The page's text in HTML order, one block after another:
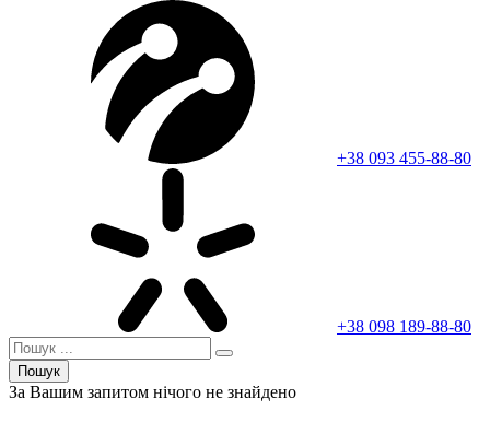
+38 093 455-88-80
+38 098 189-88-80
Пошук
За Вашим запитом нічого не знайдено